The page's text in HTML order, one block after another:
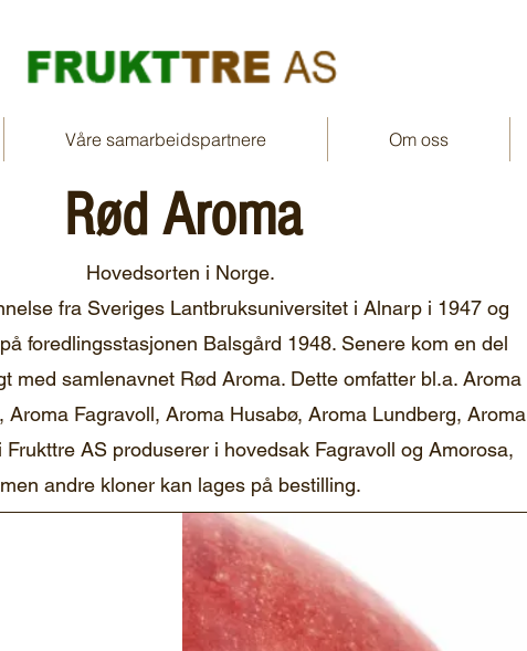
Våre samarbeidspartnere Om oss
Rød Aroma
Hovedsorten i Norge.
fra Sveriges Lantbruksuniversitet i Alnarp i 1947 og
foredlingsstasjonen Balsgård 1948. Senere kom en del
med samlenavnet Rød Aroma. Dette omfatter bl.a. Aroma
Aroma Fagravoll, Aroma Husabø, Aroma Lundberg, Aroma
Frukttre AS produserer i hovedsak Fagravoll og Amorosa,
men andre kloner kan lages på bestilling.